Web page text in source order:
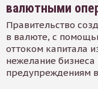
валютными
Правительство
в валюте, с
оттоком капитала
нежелание
предупреждениям